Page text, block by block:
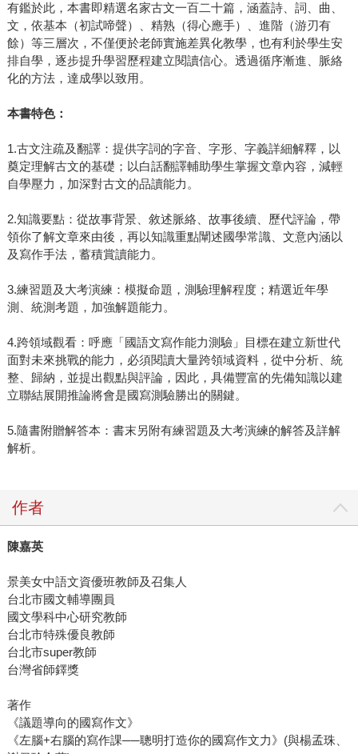
有鑑於此，本書即精選名家古文一百二十篇，涵蓋詩、詞、曲、
文，依基本（初試啼聲）、精熟（得心應手）、進階（游刃有
餘）等三層次，不僅便於老師實施差異化教學，也有利於學生安
排自學，逐步提升學習歷程建立閱讀信心。透過循序漸進、脈絡
化的方法，達成學以致用。
本書特色：
1.古文注疏及翻譯：提供字詞的字音、字形、字義詳細解釋，以
奠定理解古文的基礎；以白話翻譯輔助學生掌握文章內容，減輕
自學壓力，加深對古文的品讀能力。
2.知識要點：從故事背景、敘述脈絡、故事後續、歷代評論，帶
領你了解文章來由後，再以知識重點闡述國學常識、文意內涵以
及寫作手法，蓄積賞讀能力。
3.練習題及大考演練：模擬命題，測驗理解程度；精選近年學
測、統測考題，加強解題能力。
4.跨領域觀看：呼應「國語文寫作能力測驗」目標在建立新世代
面對未來挑戰的能力，必須閱讀大量跨領域資料，從中分析、統
整、歸納，並提出觀點與評論，因此，具備豐富的先備知識以建
立聯結展開推論將會是國寫測驗勝出的關鍵。
5.隨書附贈解答本：書末另附有練習題及大考演練的解答及詳解
解析。
作者
陳嘉英
景美女中語文資優班教師及召集人
台北市國文輔導團員
國文學科中心研究教師
台北市特殊優良教師
台北市super教師
台灣省師鐸獎
著作
《議題導向的國寫作文》
《左腦+右腦的寫作課──聰明打造你的國寫作文力》(與楊孟珠、